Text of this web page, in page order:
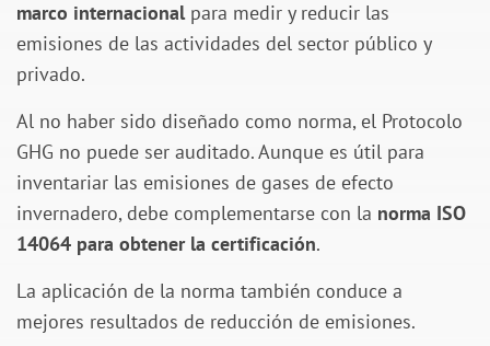
marco internacionalpara medir y reducir las
emisiones de las actividades del sector público y
privado.
Al no haber sido diseñado como norma, el Protocolo
GHG no puede ser auditado. Aunque es útil para
inventariar las emisiones de gases de efecto
invernadero, debe complementarse con la norma ISO
14064 para obtener la certificación.
La aplicación de la norma también conduce a
mejores resultados de reducción de emisiones.